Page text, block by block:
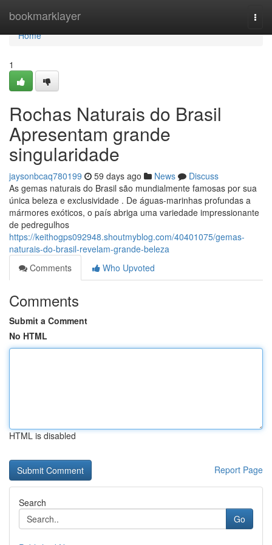
bookmarklayer
Home
Home
1
Rochas Naturais do Brasil
Apresentam grande
singularidade
jaysonbcaq780199 59 days ago News
Discuss
As gemas naturais do Brasil são mundialmente famosas por sua
única beleza e exclusividade . De águas-marinhas profundas a
mármores exóticos, o país abriga uma variedade impressionante
de pedregulhos
https://keithogps092948.shoutmyblog.com/40401075/gemas-
naturais-do-brasil-revelam-grande-beleza
Comments
Who Upvoted
Comments
Submit a Comment
No HTML
HTML is disabled
Report Page
Search
Go